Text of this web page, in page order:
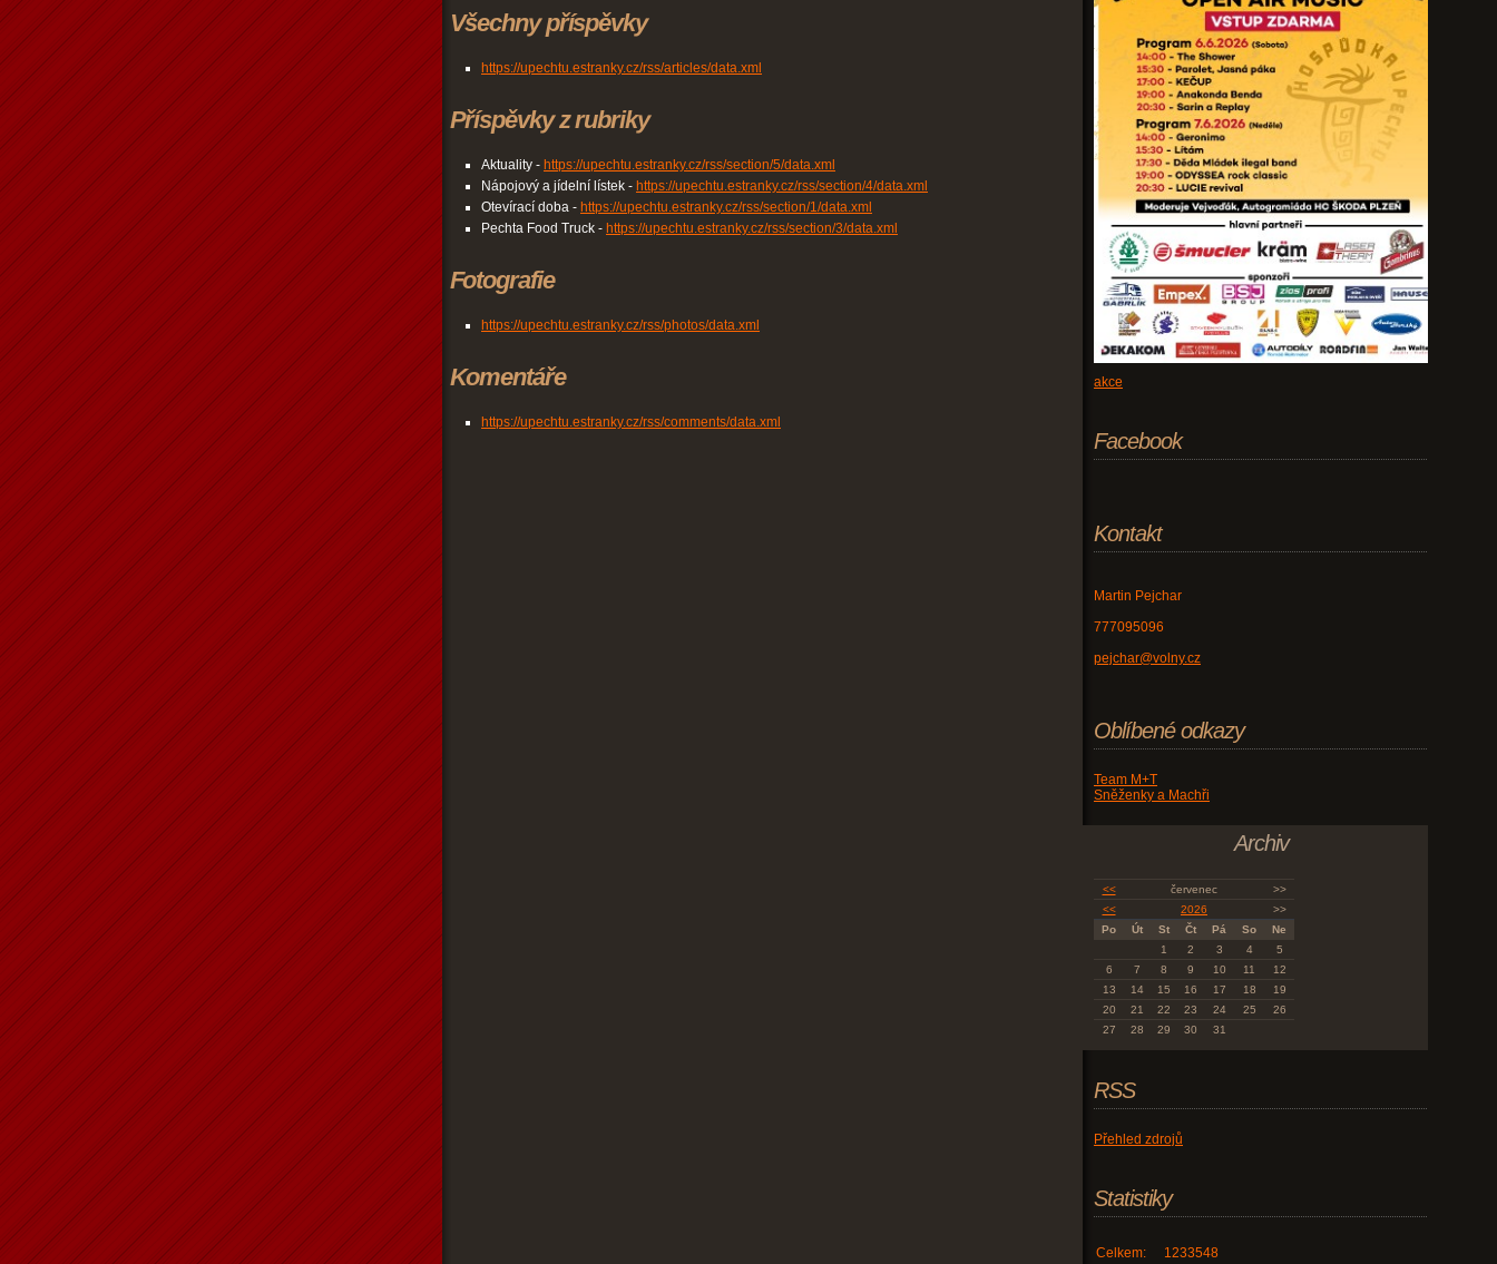
Všechny příspěvky
https://upechtu.estranky.cz/rss/articles/data.xml
Příspěvky z rubriky
Aktuality - https://upechtu.estranky.cz/rss/section/5/data.xml
Nápojový a jídelní lístek - https://upechtu.estranky.cz/rss/section/4/data.xml
Otevírací doba - https://upechtu.estranky.cz/rss/section/1/data.xml
Pechta Food Truck - https://upechtu.estranky.cz/rss/section/3/data.xml
Fotografie
https://upechtu.estranky.cz/rss/photos/data.xml
Komentáře
https://upechtu.estranky.cz/rss/comments/data.xml
akce
Facebook
Kontakt
Martin Pejchar
777095096
pejchar@volny.cz
Oblíbené odkazy
Team M+T
Sněženky a Machři
Archiv
<< červenec
>>
<<
2026
>>
Po
Út St Čt Pá So
Ne
1
2 3 4
5
6
7 8 9 10 11
12
13
14 15 16 17 18
19
20
21 22 23 24 25
26
27
28 29 30 31
RSS
Přehled zdrojů
Statistiky
Celkem: 1233548